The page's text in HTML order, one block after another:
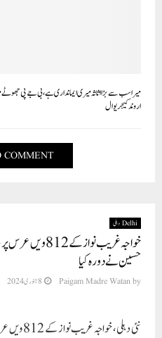
میرا سب سے بڑا اثاثہ میری ایمانداری ہے، بی جے پی
اروند کیجریوال
COMMENT
Delhi دہلی
خواجہ غریب نواز
حسین نے دورہ کیا
by
Paigam Madre Watan 8 جنوری 2024
نئی